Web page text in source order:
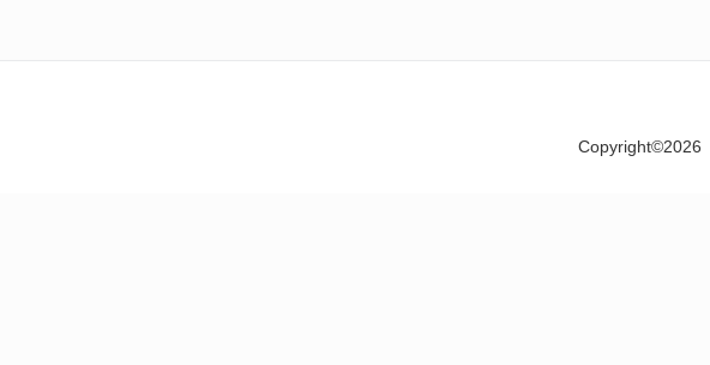
Copyright©2026